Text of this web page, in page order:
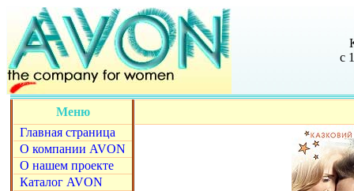
с
Меню
Главная страница
О компании AVON
О нашем проекте
Каталог AVON